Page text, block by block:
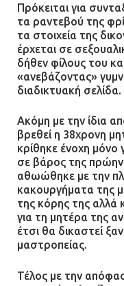
νέα
Άνω
σε
η
τον
Πρόκειται για
τα ραντεβού της
τα στοιχεία της
έρχεται σε
δήθεν φίλους του
«ανεβάζοντας»
διαδικτυακή σελίδα.
Ακόμη με την ίδια
βρεθεί η 38χρονη
κρίθηκε ένοχη μόνο
σε βάρος της πρώην
αθωώθηκε με την
κακουργήματα της
της κόρης της αλλά
για τη μητέρα της
έτσι θα δικαστεί
μαστροπείας.
Τέλος με την